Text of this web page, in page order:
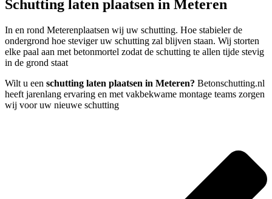
Schutting laten plaatsen in Meteren
In en rond Meterenplaatsen wij uw schutting. Hoe stabieler de
ondergrond hoe steviger uw schutting zal blijven staan. Wij storten
elke paal aan met betonmortel zodat de schutting te allen tijde stevig
in de grond staat
Wilt u een schutting laten plaatsen in Meteren? Betonschutting.nl
heeft jarenlang ervaring en met vakbekwame montage teams zorgen
wij voor uw nieuwe schutting